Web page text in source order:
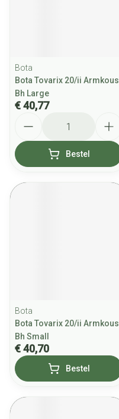
Bota
Bota Tovarix 20/ii Armkous
Bh Large
€ 40,77
Bestel
Bota
Bota Tovarix 20/ii Armkous
Bh Small
€ 40,70
Bestel